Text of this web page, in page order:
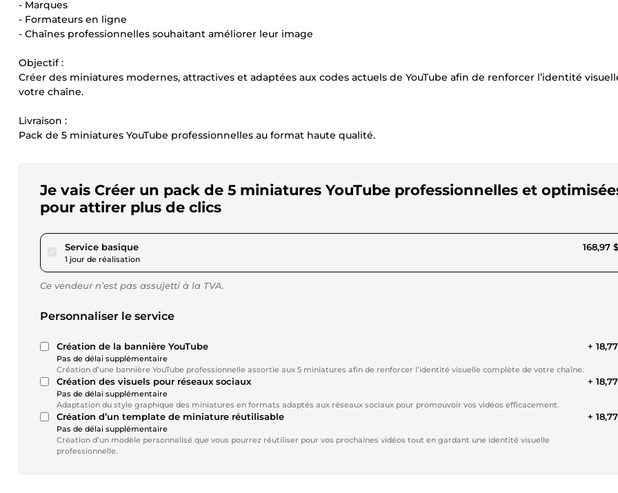
- Marques
- Formateurs en ligne
- Chaînes professionnelles souhaitant améliorer leur image
Objectif :
Créer des miniatures modernes, attractives et adaptées aux codes actuels de YouTube afin de renforcer l’identité
votre chaîne.
Livraison :
Pack de 5 miniatures YouTube professionnelles au format haute qualité.
Je vais Créer un pack de 5 miniatures YouTube professionnelles et
pour attirer plus de clics
Service basiquepour 155,73 $US
1 jour de réalisation
168,97
Ce vendeur n’est pas assujetti à la TVA.
Personnaliser le service
Création de la bannière YouTube
Pas de délai supplémentaire
Création d’une bannière YouTube professionnelle assortie aux 5 miniatures afin de renforcer l’identité visuelle complète de votre chaîne.
+
Création des visuels pour réseaux sociaux
Pas de délai supplémentaire
Adaptation du style graphique des miniatures en formats adaptés aux réseaux sociaux pour promouvoir vos vidéos efficacement.
+
Création d’un template de miniature réutilisable
Pas de délai supplémentaire
Création d’un modèle personnalisé que vous pourrez réutiliser pour vos prochaines vidéos tout en gardant une identité visuelle
professionnelle.
+